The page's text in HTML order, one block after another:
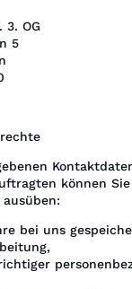
3. OG
5
können
bei uns